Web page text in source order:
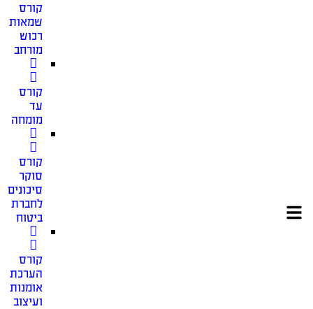
קורס
שמאות
רכוש
מורחב
קורס
עד
מומחה
קורס
סוקר
סיכונים
לחברת
ביטוח
קורס
הערכת
אומנות
ועיצוב